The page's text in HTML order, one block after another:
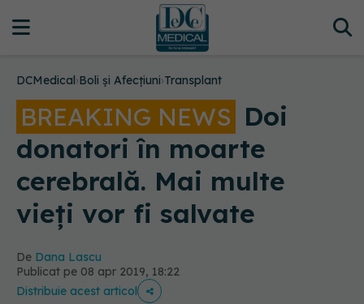
DCMedical›Boli și Afecțiuni›Transplant
BREAKING NEWS Doi
donatori în moarte
cerebrală. Mai multe
vieți vor fi salvate
De Dana Lascu
Publicat pe 08 apr 2019, 18:22
Distribuie acest articol